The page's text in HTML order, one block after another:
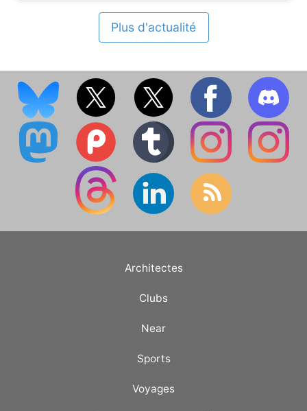
Plus d'actualité
Architectes
Clubs
Near
Sports
Voyages